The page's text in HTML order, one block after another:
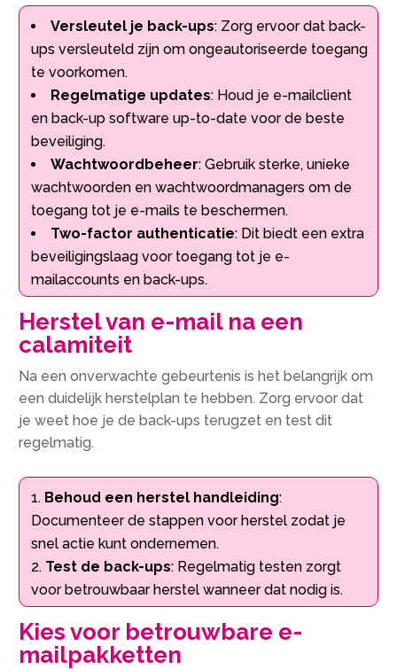
Versleutel je back-ups: Zorg ervoor dat back-
ups versleuteld zijn om ongeautoriseerde toegang
te voorkomen.
Regelmatige updates: Houd je e-mailclient
en back-up software up-to-date voor de beste
beveiliging.
Wachtwoordbeheer: Gebruik sterke, unieke
wachtwoorden en wachtwoordmanagers om de
toegang tot je e-mails te beschermen.
Two-factor authenticatie: Dit biedt een extra
beveiligingslaag voor toegang tot je e-
mailaccounts en back-ups.
Herstel van e-mail na een
calamiteit
Na een onverwachte gebeurtenis is het belangrijk om
een duidelijk herstelplan te hebben. Zorg ervoor dat
je weet hoe je de back-ups terugzet en test dit
regelmatig.
Behoud een herstel handleiding:
Documenteer de stappen voor herstel zodat je
snel actie kunt ondernemen.
Test de back-ups: Regelmatig testen zorgt
voor betrouwbaar herstel wanneer dat nodig is.
Kies voor betrouwbare e-
mailpakketten